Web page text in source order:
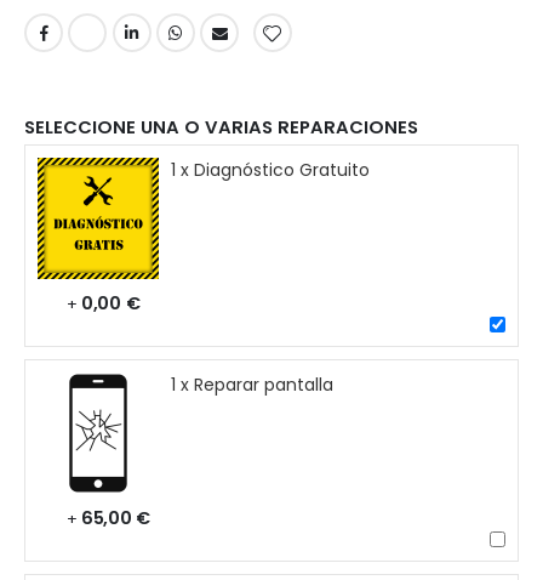
SELECCIONE UNA O VARIAS REPARACIONES
1 x Diagnóstico Gratuito
+ 0,00 €
1 x Reparar pantalla
+ 65,00 €